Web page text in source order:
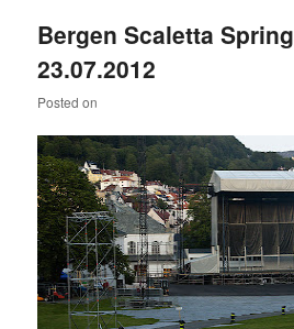
Bergen Scaletta
23.07.2012
Posted on